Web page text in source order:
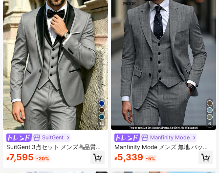
4.89 252K フォロワー
4.89 252K フォロワー
4.89 252K フォロワー
14
SuitGent
SuitGent 3点セット メンズ高品質ビ
ジネススーツ、無地新郎ウェディン
グアタイア、スリムフィットカジュ
¥7,595 -20%
6
Manfinity Mode
Manfinity Mode メンズ 無地 パッチ
ワーク ボタンフロント 長袖ブレザー
＆パンツセット、メンズ 無地 リラッ
¥5,339 -5%